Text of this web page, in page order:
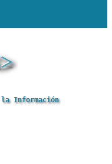
Información